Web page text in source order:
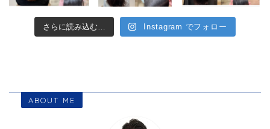
さらに読み込む… Instagram でフォロー
ABOUT ME